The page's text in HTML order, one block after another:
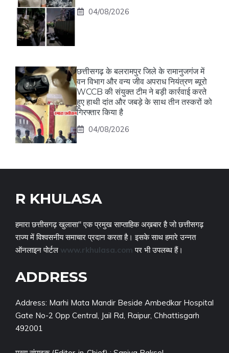
04/08/2026
छत्तीसगढ़ के बलरामपुर जिले के रामानुजगंज में
वन विभाग और वन्य जीव अपराध नियंत्रण ब्यूरो
WCCB की संयुक्त टीम ने बड़ी कार्रवाई करते
हुए हाथी दांत और जबड़े के साथ तीन तस्करों को
गिरफ्तार किया है
04/08/2026
R KHULASA
हमारा छत्तीसगढ़ खुलासा" एक प्रमुख साप्ताहिक अख़बार है जो छत्तीसगढ़
राज्य में विश्वसनीय समाचार प्रदान करता है। इसके साथ हमारे उन्नत
ऑनलाइन पोर्टल www.rkhulasa.com पर भी उपलब्ध हैं।
ADDRESS
Address: Marhi Mata Mandir Beside Ambedkar Hospital
Gate No-2 Opp Central, Jail Rd, Raipur, Chhattisgarh
492001